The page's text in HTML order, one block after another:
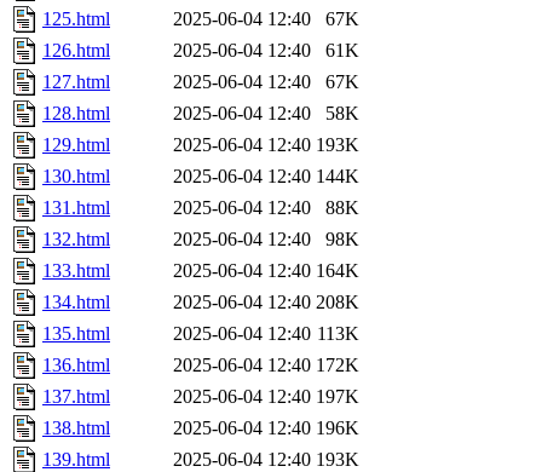
125.html
2025-06-04 12:40
67K
126.html
2025-06-04 12:40
61K
127.html
2025-06-04 12:40
67K
128.html
2025-06-04 12:40
58K
129.html
2025-06-04 12:40 193K
130.html
2025-06-04 12:40 144K
131.html
2025-06-04 12:40
88K
132.html
2025-06-04 12:40
98K
133.html
2025-06-04 12:40 164K
134.html
2025-06-04 12:40 208K
135.html
2025-06-04 12:40 113K
136.html
2025-06-04 12:40 172K
137.html
2025-06-04 12:40 197K
138.html
2025-06-04 12:40 196K
139.html
2025-06-04 12:40 193K